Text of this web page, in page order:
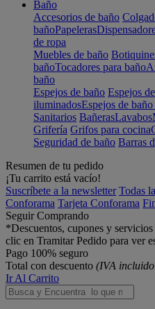
Baño
Accesorios de baño
bañoPapeleras
de ropa
Muebles de baño
bañoTocadores para baño
baño
Espejos de baño Espejos
iluminadosEspejos de
Sanitarios BañerasLavabos
Grifería Grifos para cocina
Seguridad de baño Barras
Resumen de tu pedido
¡Tu carrito está vacío!
Suscríbete a la newsletter Todas
Conforama Tarjeta Conforama
Seguir Comprando
*Descuentos, cupones y
clic en Tramitar Pedido para ver
Pago 100% seguro
Total con descuento (IVA
Ir Al Carrito